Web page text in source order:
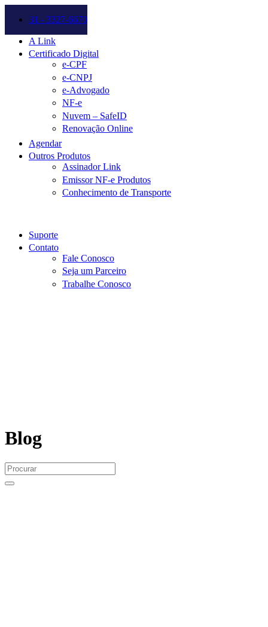
31 - 3327-6670
A Link
Certificado Digital
e-CPF
e-CNPJ
e-Advogado
NF-e
Nuvem – SafeID
Renovação Online
Agendar
Outros Produtos
Assinador Link
Emissor NF-e Produtos
Conhecimento de Transporte
Suporte
Contato
Fale Conosco
Seja um Parceiro
Trabalhe Conosco
Blog